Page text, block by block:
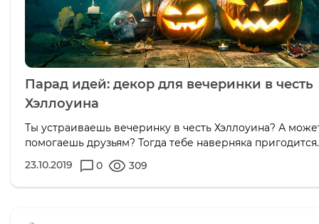
Парад идей: декор для вечеринки в честь
Хэллоуина
Ты устраиваешь вечеринку в честь Хэллоуина? А
помогаешь друзьям? Тогда тебе наверняка
23.10.2019
0 309